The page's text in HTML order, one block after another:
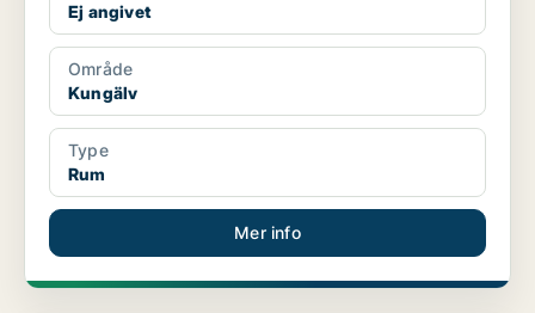
Ej angivet
Område
Kungälv
Type
Rum
Mer info